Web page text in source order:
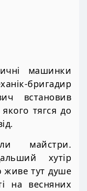
машинки
бригадир
встановив
тягся до
майстри.
хутір
живе тут душе
на весняних